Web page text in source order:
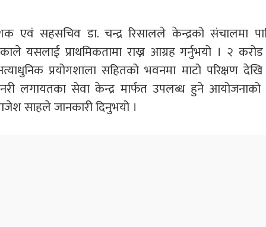
एवं सहसचिव डा. चन्द्र रिसालले केन्द्रको संचालमा
यसलाई प्राथमिकतामा राख्न आग्रह गर्नुभयो । २
प्रयोगशाला सहितको भवनमा माटो परिक्षण
लगायतका सेवा केन्द्र मार्फत उपलब्ध हुने आयोजनाको
साहले जानकारी दिनुभयो ।